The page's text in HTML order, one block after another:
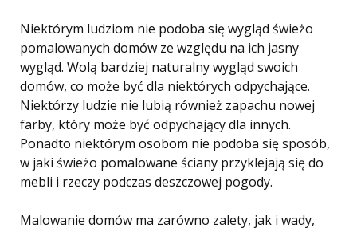
Niektórym ludziom nie podoba się wygląd świeżo
pomalowanych domów ze względu na ich jasny
wygląd. Wolą bardziej naturalny wygląd swoich
domów, co może być dla niektórych odpychające.
Niektórzy ludzie nie lubią również zapachu nowej
farby, który może być odpychający dla innych.
Ponadto niektórym osobom nie podoba się sposób,
w jaki świeżo pomalowane ściany przyklejają się do
mebli i rzeczy podczas deszczowej pogody.
Malowanie domów ma zarówno zalety, jak i wady,